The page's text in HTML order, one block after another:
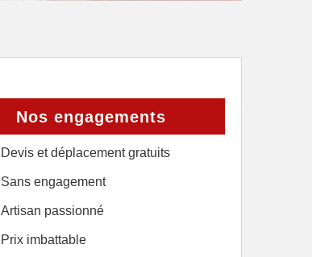
Nos engagements
Devis et déplacement gratuits
Sans engagement
Artisan passionné
Prix imbattable